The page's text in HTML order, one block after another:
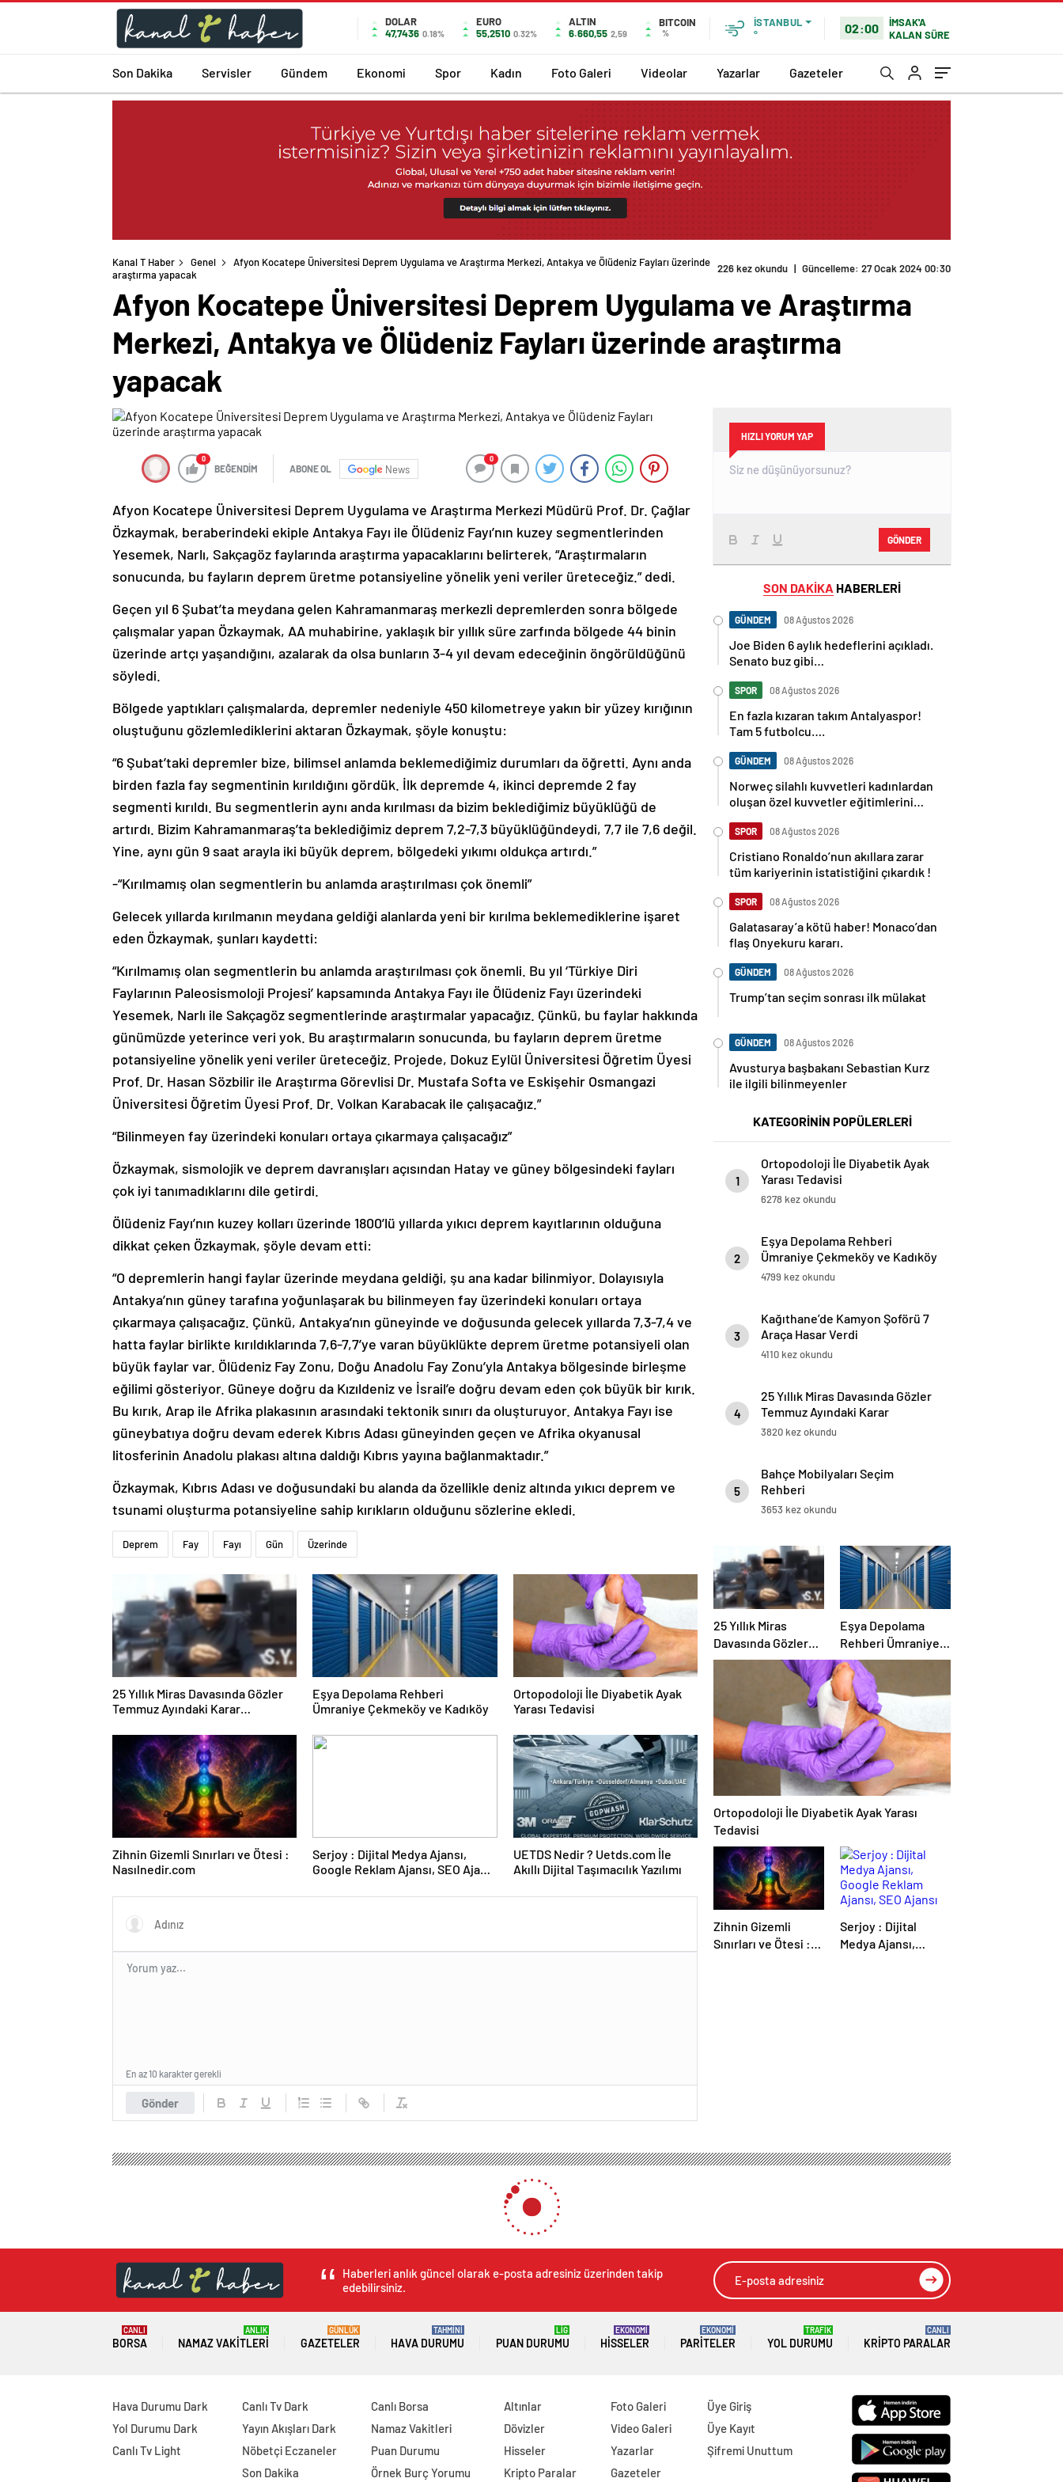
DOLAR
47,7436 0.18%
EURO
55,2510 0.32%
ALTIN
6.660,55 2,59
BITCOIN
%
İSTANBUL
°
02:00
İMSAK'A
KALAN SÜRE
Son Dakika Servisler Gündem Ekonomi Spor Kadın Foto Galeri Videolar Yazarlar Gazeteler
Kanal T Haber Genel
Afyon Kocatepe Üniversitesi Deprem Uygulama ve Araştırma Merkezi, Antakya ve Ölüdeniz Fayları üzerinde
araştırma yapacak
226 kez okundu | Güncelleme: 27 Ocak 2024 00:30
Afyon Kocatepe Üniversitesi Deprem Uygulama ve Araştırma
Merkezi, Antakya ve Ölüdeniz Fayları üzerinde araştırma
yapacak
0
BEĞENDİM ABONE OL News
0
Afyon Kocatepe Üniversitesi Deprem Uygulama ve Araştırma Merkezi Müdürü Prof. Dr. Çağlar
Özkaymak, beraberindeki ekiple Antakya Fayı ile Ölüdeniz Fayı’nın kuzey segmentlerinden
Yesemek, Narlı, Sakçagöz faylarında araştırma yapacaklarını belirterek, “Araştırmaların
sonucunda, bu fayların deprem üretme potansiyeline yönelik yeni veriler üreteceğiz.” dedi.
Geçen yıl 6 Şubat’ta meydana gelen Kahramanmaraş merkezli depremlerden sonra bölgede
çalışmalar yapan Özkaymak, AA muhabirine, yaklaşık bir yıllık süre zarfında bölgede 44 binin
üzerinde artçı yaşandığını, azalarak da olsa bunların 3-4 yıl devam edeceğinin öngörüldüğünü
söyledi.
Bölgede yaptıkları çalışmalarda, depremler nedeniyle 450 kilometreye yakın bir yüzey kırığının
oluştuğunu gözlemlediklerini aktaran Özkaymak, şöyle konuştu:
“6 Şubat’taki depremler bize, bilimsel anlamda beklemediğimiz durumları da öğretti. Aynı anda
birden fazla fay segmentinin kırıldığını gördük. İlk depremde 4, ikinci depremde 2 fay
segmenti kırıldı. Bu segmentlerin aynı anda kırılması da bizim beklediğimiz büyüklüğü de
artırdı. Bizim Kahramanmaraş’ta beklediğimiz deprem 7,2-7,3 büyüklüğündeydi, 7,7 ile 7,6 değil.
Yine, aynı gün 9 saat arayla iki büyük deprem, bölgedeki yıkımı oldukça artırdı.”
-“Kırılmamış olan segmentlerin bu anlamda araştırılması çok önemli”
Gelecek yıllarda kırılmanın meydana geldiği alanlarda yeni bir kırılma beklemediklerine işaret
eden Özkaymak, şunları kaydetti:
“Kırılmamış olan segmentlerin bu anlamda araştırılması çok önemli. Bu yıl ‘Türkiye Diri
Faylarının Paleosismoloji Projesi’ kapsamında Antakya Fayı ile Ölüdeniz Fayı üzerindeki
Yesemek, Narlı ile Sakçagöz segmentlerinde araştırmalar yapacağız. Çünkü, bu faylar hakkında
günümüzde yeterince veri yok. Bu araştırmaların sonucunda, bu fayların deprem üretme
potansiyeline yönelik yeni veriler üreteceğiz. Projede, Dokuz Eylül Üniversitesi Öğretim Üyesi
Prof. Dr. Hasan Sözbilir ile Araştırma Görevlisi Dr. Mustafa Softa ve Eskişehir Osmangazi
Üniversitesi Öğretim Üyesi Prof. Dr. Volkan Karabacak ile çalışacağız.”
“Bilinmeyen fay üzerindeki konuları ortaya çıkarmaya çalışacağız”
Özkaymak, sismolojik ve deprem davranışları açısından Hatay ve güney bölgesindeki fayları
çok iyi tanımadıklarını dile getirdi.
Ölüdeniz Fayı’nın kuzey kolları üzerinde 1800’lü yıllarda yıkıcı deprem kayıtlarının olduğuna
dikkat çeken Özkaymak, şöyle devam etti:
“O depremlerin hangi faylar üzerinde meydana geldiği, şu ana kadar bilinmiyor. Dolayısıyla
Antakya’nın güney tarafına yoğunlaşarak bu bilinmeyen fay üzerindeki konuları ortaya
çıkarmaya çalışacağız. Çünkü, Antakya’nın güneyinde ve doğusunda gelecek yıllarda 7,3-7,4 ve
hatta faylar birlikte kırıldıklarında 7,6-7,7’ye varan büyüklükte deprem üretme potansiyeli olan
büyük faylar var. Ölüdeniz Fay Zonu, Doğu Anadolu Fay Zonu’yla Antakya bölgesinde birleşme
eğilimi gösteriyor. Güneye doğru da Kızıldeniz ve İsrail’e doğru devam eden çok büyük bir kırık.
Bu kırık, Arap ile Afrika plakasının arasındaki tektonik sınırı da oluşturuyor. Antakya Fayı ise
güneybatıya doğru devam ederek Kıbrıs Adası güneyinden geçen ve Afrika okyanusal
litosferinin Anadolu plakası altına daldığı Kıbrıs yayına bağlanmaktadır.”
Özkaymak, Kıbrıs Adası ve doğusundaki bu alanda da özellikle deniz altında yıkıcı deprem ve
tsunami oluşturma potansiyeline sahip kırıkların olduğunu sözlerine ekledi.
Deprem Fay Fayı Gün Üzerinde
25 Yıllık Miras Davasında Gözler
Temmuz Ayındaki Karar
Eşya Depolama Rehberi
Ümraniye Çekmeköy ve Kadıköy
Ortopodoloji İle Diyabetik Ayak
Yarası Tedavisi
Zihnin Gizemli Sınırları ve Ötesi :
Nasılnedir.com
Serjoy : Dijital Medya Ajansı,
Google Reklam Ajansı, SEO Ajansı
UETDS Nedir ? Uetds.com İle
Akıllı Dijital Taşımacılık Yazılımı
Gönder
En az 10 karakter gerekli
HIZLI YORUM YAP
GÖNDER
SON DAKİKA HABERLERİ
GÜNDEM 08 Ağustos 2026
Joe Biden 6 aylık hedeflerini açıkladı.
Senato buz gibi…
SPOR 08 Ağustos 2026
En fazla kızaran takım Antalyaspor!
Tam 5 futbolcu….
GÜNDEM 08 Ağustos 2026
Norweç silahlı kuvvetleri kadınlardan
oluşan özel kuvvetler eğitimlerini
SPOR 08 Ağustos 2026
Cristiano Ronaldo’nun akıllara zarar
tüm kariyerinin istatistiğini çıkardık !
SPOR 08 Ağustos 2026
Galatasaray’a kötü haber! Monaco’dan
flaş Onyekuru kararı.
GÜNDEM 08 Ağustos 2026
Trump’tan seçim sonrası ilk mülakat
GÜNDEM 08 Ağustos 2026
Avusturya başbakanı Sebastian Kurz
ile ilgili bilinmeyenler
KATEGORİNİN POPÜLERLERİ
1
Ortopodoloji İle Diyabetik Ayak
Yarası Tedavisi
6278 kez okundu
2
Eşya Depolama Rehberi
Ümraniye Çekmeköy ve Kadıköy
4799 kez okundu
3
Kağıthane’de Kamyon Şoförü 7
Araça Hasar Verdi
4110 kez okundu
4
25 Yıllık Miras Davasında Gözler
Temmuz Ayındaki Karar
Duruşmasına Çevrildi
3820 kez okundu
5
Bahçe Mobilyaları Seçim
Rehberi
3653 kez okundu
25 Yıllık Miras
Davasında Gözler
Temmuz Ayındaki
Karar Duruşmasına
Eşya Depolama
Rehberi Ümraniye
Çekmeköy ve
Kadıköy
Ortopodoloji İle Diyabetik Ayak Yarası
Tedavisi
Zihnin Gizemli
Sınırları ve Ötesi :
Serjoy : Dijital
Medya Ajansı,
Haberleri anlık güncel olarak e-posta adresiniz üzerinden takip
edebilirsiniz.
BORSA
CANLI
NAMAZ VAKITLERI
ANLIK
GAZETELER
GÜNLÜK
HAVA DURUMU
TAHMİNİ
PUAN DURUMU
LİG
HISSELER
EKONOMİ
PARITELER
EKONOMİ
YOL DURUMU
TRAFİK
KRIPTO PARALAR
CANLI
Hava Durumu Dark
Yol Durumu Dark
Canlı Tv Light
Canlı Tv Dark
Yayın Akışları Dark
Nöbetçi Eczaneler
Son Dakika
Canlı Borsa
Namaz Vakitleri
Puan Durumu
Örnek Burç Yorumu
Altınlar
Dövizler
Hisseler
Kripto Paralar
Foto Galeri
Video Galeri
Yazarlar
Gazeteler
Üye Giriş
Üye Kayıt
Şifremi Unuttum